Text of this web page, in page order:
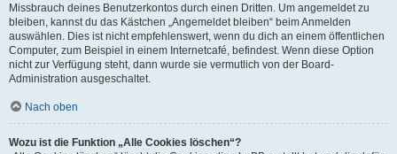
Missbrauch deines Benutzerkontos durch einen Dritten. Um angemeldet zu
bleiben, kannst du das Kästchen „Angemeldet bleiben“ beim Anmelden
auswählen. Dies ist nicht empfehlenswert, wenn du dich an einem öffentlichen
Computer, zum Beispiel in einem Internetcafé, befindest. Wenn diese Option
nicht zur Verfügung steht, dann wurde sie vermutlich von der Board-
Administration ausgeschaltet.
Nach oben
Wozu ist die Funktion „Alle Cookies löschen“?